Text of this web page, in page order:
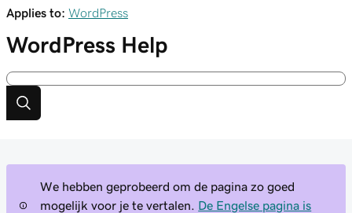
Applies to: WordPress
WordPress Help
We hebben geprobeerd om de pagina zo goed
mogelijk voor je te vertalen.
De Engelse pagina is